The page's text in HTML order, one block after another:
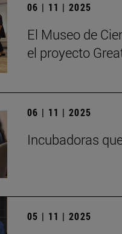
06 | 11 | 2025
El Museo de
el proyecto
06 | 11 | 2025
Incubadoras
05 | 11 | 2025